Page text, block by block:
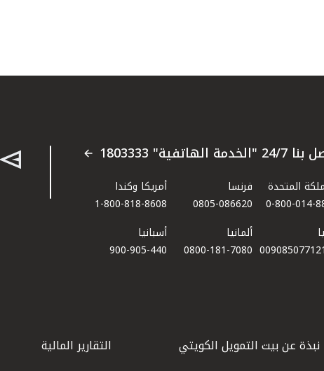
الهاتفية" 1803333
المتحدة
0-800-014-
فرنسا
0805-086620
أمريكا وكندا
1-800-818-8608
ألمانيا
0800-181-7080
أسبانيا
900-905-440
نبذة عن بيت التمويل الكويتي
التقارير المالية